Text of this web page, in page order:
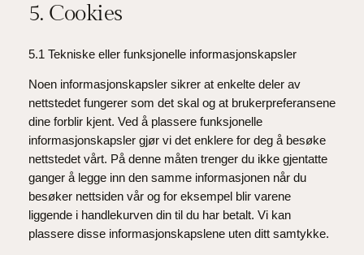
5. Cookies
5.1 Tekniske eller funksjonelle informasjonskapsler
Noen informasjonskapsler sikrer at enkelte deler av
nettstedet fungerer som det skal og at brukerpreferansene
dine forblir kjent. Ved å plassere funksjonelle
informasjonskapsler gjør vi det enklere for deg å besøke
nettstedet vårt. På denne måten trenger du ikke gjentatte
ganger å legge inn den samme informasjonen når du
besøker nettsiden vår og for eksempel blir varene
liggende i handlekurven din til du har betalt. Vi kan
plassere disse informasjonskapslene uten ditt samtykke.